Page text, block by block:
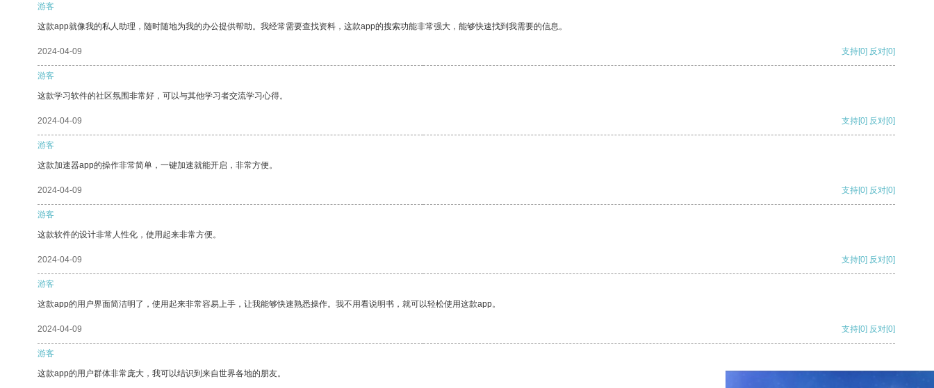
游客
这款app就像我的私人助理，随时随地为我的办公提供帮助。我经常需要查找资料，这款app的搜索功能非常强大，能够快速找到我需要的信息。
2024-04-09 支持[0] 反对[0]
游客
这款学习软件的社区氛围非常好，可以与其他学习者交流学习心得。
2024-04-09 支持[0] 反对[0]
游客
这款加速器app的操作非常简单，一键加速就能开启，非常方便。
2024-04-09 支持[0] 反对[0]
游客
这款软件的设计非常人性化，使用起来非常方便。
2024-04-09 支持[0] 反对[0]
游客
这款app的用户界面简洁明了，使用起来非常容易上手，让我能够快速熟悉操作。我不用看说明书，就可以轻松使用这款app。
2024-04-09 支持[0] 反对[0]
游客
这款app的用户群体非常庞大，我可以结识到来自世界各地的朋友。